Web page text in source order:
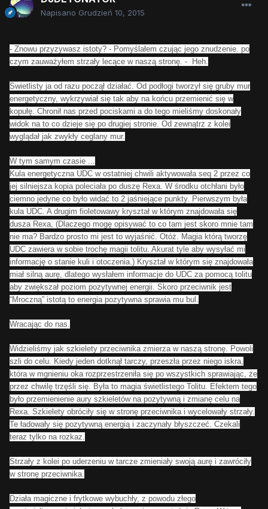
Napisano Grudzień 10, 2015
- Znowu przyzywasz istoty? - Pomyślałem czując jego znudzenie. po
czym zauważyłem strzały lecące w naszą stronę. - Heh.
Świetlisty ja od razu począł działać. Od podłogi tworzył się gruby mur
energetyczny, wykrzywiał się tak aby na końcu przemienić się w
kopułę. Chronił nas przed pociskami a do tego mieliśmy doskonały
widok na to co dzieje się po drugiej stronie. Od zewnątrz z kolei
wyglądał jak zwykły ceglany mur.
W tym samym czasie ...
Kula energetyczna UDC w ostatniej chwili aktywowała seq 2 przez co
jej silniejsza kopia poleciała po duszę Rexa. W środku otchłani było
ciemno jedyne co było widać to 2 jaśniejące punkty. Pierwszym była
kula UDC. A drugim fioletowawy kryształ w którym znajdowała się
dusza Rexa, (Dlaczego mogę opisywać to co tam jest skoro mnie tam
nie ma? Bardzo prosto mi jest to wyjaśnić. Otóż. Magia którą tworzę
UDC zawiera w sobie trochę magii tolitu. Akurat tyle aby wysyłać mi
informację o stanie kuli i otoczenia.) Kryształ w którym się znajdowała
miał silną aurę, dlatego wysłałem informacje do UDC za pomocą tolitu
aby zwiększał poziom pozytywnej energii. Skoro przeciwnik jest
“Mroczną” istotą to energia pozytywna sprawia mu bul.
Wracając do nas.
Widzieliśmy jak szkielety przeciwnika zmierza w naszą stronę. Powoli
szli do celu. Kiedy jeden dotknął tarczy, przeszła przez niego iskra,
która w mgnieniu oka rozprzestrzeniła się po wszystkich sprawiając, że
przez chwilę trzęśli się. Była to magia świetlistego Tolitu. Efektem tego
było przemienienie aury szkieletów na pozytywną i zmianę celu na
Rexa. Szkielety obróciły się w stronę przeciwnika i wycelowały strzały.
Te ładowały się pozytywną energią i zaczynały błyszczeć. Czekali
teraz tylko na rozkaz.
Strzały z kolei po uderzeniu w tarcze zmieniały swoją aurę i zawróciły
w stronę przeciwnika.
Działa magiczne i frytkowe wybuchły, z powodu złego